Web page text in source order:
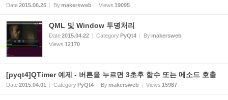
Date2015.06.25 Bymakersweb Views 19095
QML 및 Window 투명처리
Date2015.04.22 CategoryPyQt4 Bymakersweb
Views 12170
[pyqt4]QTimer 예제 - 버튼을 누르면 3초후 함수 또는 메소드 호출
Date2015.04.01 CategoryPyQt4 Bymakersweb Views 15987